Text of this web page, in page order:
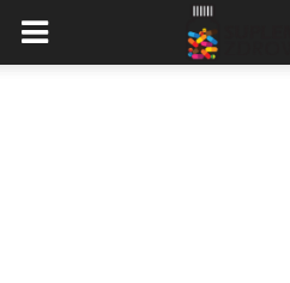
Suplementyzdrowia.pl